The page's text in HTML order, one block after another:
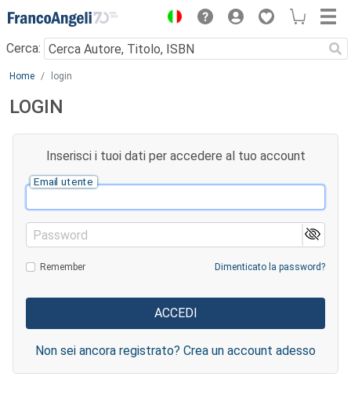
Menu
Cerca:
Main content
Home login
LOGIN
Inserisci i tuoi dati per accedere al tuo account
Email utente
Password
Remember Dimenticato la password?
Non sei ancora registrato? Crea un account adesso